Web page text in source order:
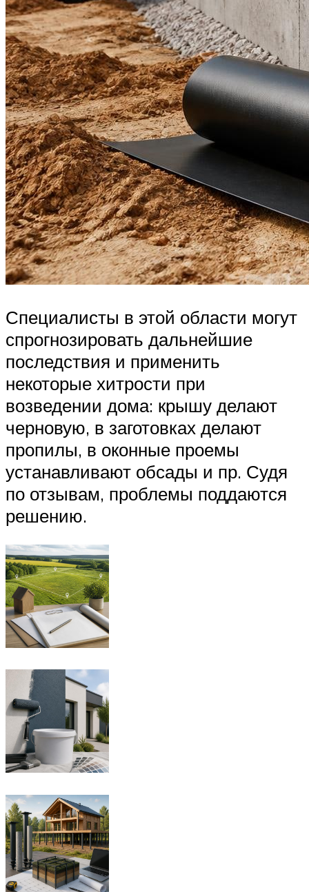
Специалисты в этой области могут
спрогнозировать дальнейшие
последствия и применить
некоторые хитрости при
возведении дома: крышу делают
черновую, в заготовках делают
пропилы, в оконные проемы
устанавливают обсады и пр. Судя
по отзывам, проблемы поддаются
решению.